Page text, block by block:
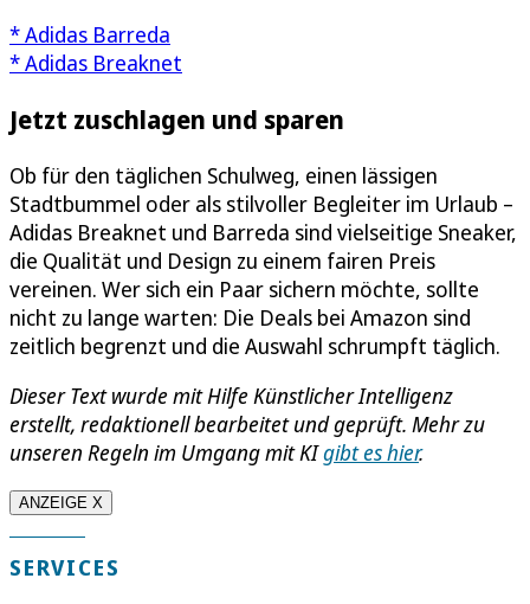
* Adidas Barreda
* Adidas Breaknet
Jetzt zuschlagen und sparen
Ob für den täglichen Schulweg, einen lässigen
Stadtbummel oder als stilvoller Begleiter im Urlaub –
Adidas Breaknet und Barreda sind vielseitige Sneaker,
die Qualität und Design zu einem fairen Preis
vereinen. Wer sich ein Paar sichern möchte, sollte
nicht zu lange warten: Die Deals bei Amazon sind
zeitlich begrenzt und die Auswahl schrumpft täglich.
Dieser Text wurde mit Hilfe Künstlicher Intelligenz
erstellt, redaktionell bearbeitet und geprüft. Mehr zu
unseren Regeln im Umgang mit KIgibt es hier.
ANZEIGE X
SERVICES